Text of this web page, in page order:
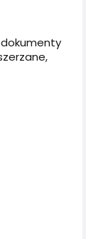
dokumenty